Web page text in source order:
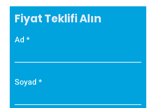
Sudan, nemden, dondan ve
Güneş ışınlarından etkilenmez.
Fiyat Teklifi Alın
Ad
Soyad